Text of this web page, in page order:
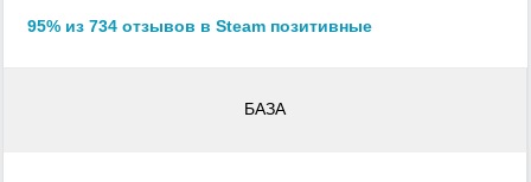
95% из 734 отзывов в Steam позитивные
БАЗА